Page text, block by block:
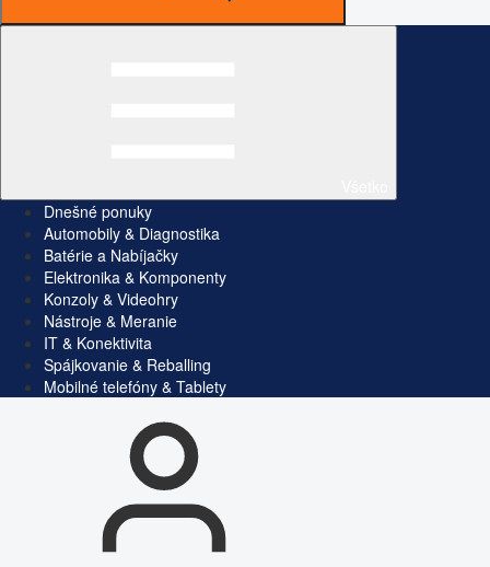
Dnešné ponuky
Automobily & Diagnostika
Batérie a Nabíjačky
Elektronika & Komponenty
Konzoly & Videohry
Nástroje & Meranie
IT & Konektivita
Spájkovanie & Reballing
Mobilné telefóny & Tablety